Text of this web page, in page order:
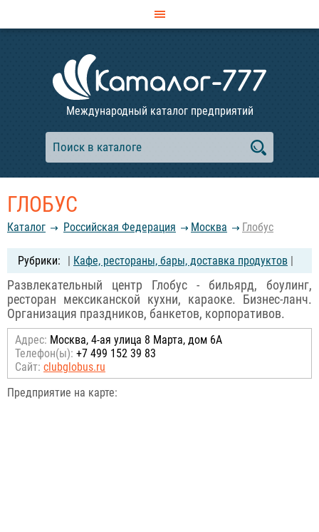
Международный каталог предприятий
ГЛОБУС
Каталог Российcкая Федерация Москва Глобус
| Кафе, рестораны, бары, доставка продуктов |
Развлекательный центр Глобус - бильярд, боулинг,
ресторан мексиканской кухни, караоке. Бизнес-ланч.
Организация праздников, банкетов, корпоративов.
Адрес: Москва, 4-ая улица 8 Марта, дом 6А
Телефон(ы): +7 499 152 39 83
Сайт: clubglobus.ru
Предприятие на карте: